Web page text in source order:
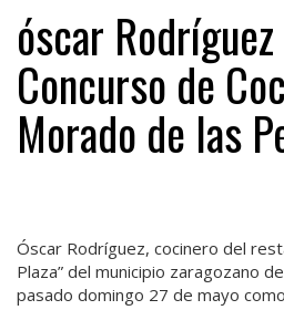
óscar
Concurso de
Morado de las
Óscar Rodríguez, cocinero del
Plaza” del municipio zaragozano
pasado domingo 27 de mayo